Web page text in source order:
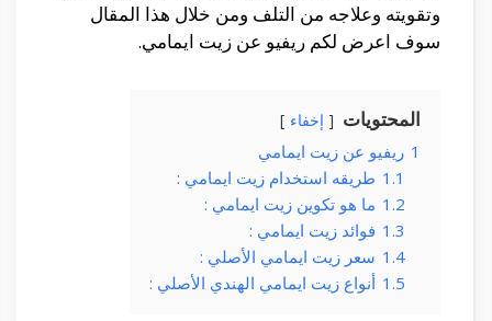
وتقويته وعلاجه من التلف ومن خلال هذا المقال
سوف اعرض لكم ريفيو عن زيت ايمامي.
المحتويات إخفاء
1 ريفيو عن زيت ايمامي
1.1 طريقه استخدام زيت ايمامي :
1.2 ما هو تكوين زيت ايمامي :
1.3 فوائد زيت ايمامي :
1.4 سعر زيت ايمامي الأصلي :
1.5 أنواع زيت ايمامي الهندي الأصلي :